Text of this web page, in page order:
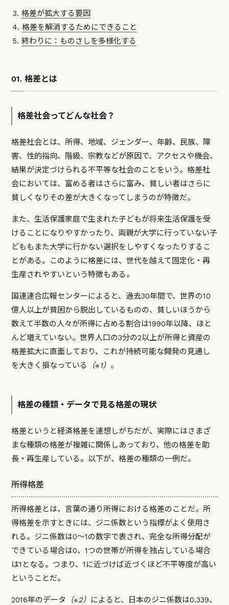
格差が拡大する要因
格差を解消するためにできること
終わりに：ものさしを多様化する
01. 格差とは
格差社会ってどんな社会？
格差社会とは、所得、地域、ジェンダー、年齢、民族、障
害、性的指向、階級、宗教などが原因で、アクセスや機会、
結果が決定づけられる不平等な社会のことをいう。格差社
会においては、富める者はさらに富み、貧しい者はさらに
貧しくなりその差が大きくなってしまうのが特徴だ。
また、生活保護家庭で生まれた子どもが将来生活保護を受
けることになりやすかったり、両親が大学に行っていない子
どももまた大学に行かない選択をしやすくなったりするこ
とがある。このように格差には、世代を越えて固定化・再
生産されやすいという特徴もある。
国連連合広報センターによると、過去30年間で、世界の10
億人以上が貧困から脱出しているものの、貧しいほうから
数えて半数の人々が所得に占める割合は1990年以降、ほと
んど増えていない。世界人口の3分の2以上が所得と資産の
格差拡大に直面しており、これが持続可能な開発の見通し
を大きく損なっている
（※1） 。
格差の種類・データで見る格差の現状
格差というと経済格差を連想しがちだが、実際にはさまざ
まな種類の格差が複雑に関係しあっており、他の格差を助
長・再生産している。以下が、格差の種類の一例だ。
所得格差
所得格差とは、言葉の通り所得における格差のことだ。所
得格差を示すときには、ジニ係数という指標がよく使用さ
れる。ジニ係数は0～1の数字で表され、完全な所得分配が
できている場合は0、1つの世帯が所得を独占している場合
は1となる。つまり、1に近づけば近づくほど不平等度が高い
ということだ。
2016年のデータ （※2） によると、日本のジニ係数は0.339、